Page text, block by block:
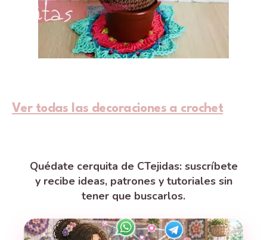
Ver todas las decoraciones a crochet
Quédate cerquita de CTejidas: suscríbete
y recibe ideas, patrones y tutoriales sin
tener que buscarlos.